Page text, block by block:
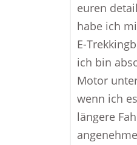
euren
habe ich
E-
ich bin
Motor
wenn ich
längere